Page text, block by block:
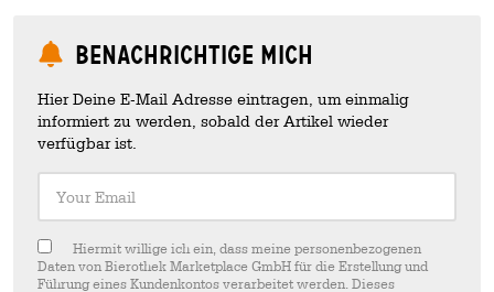
Benachrichtige mich
Hier Deine E-Mail Adresse eintragen, um einmalig
informiert zu werden, sobald der Artikel wieder
verfügbar ist.
Hiermit willige ich ein, dass meine personenbezogenen
Daten von Bierothek Marketplace GmbH für die Erstellung und
Führung eines Kundenkontos verarbeitet werden. Dieses